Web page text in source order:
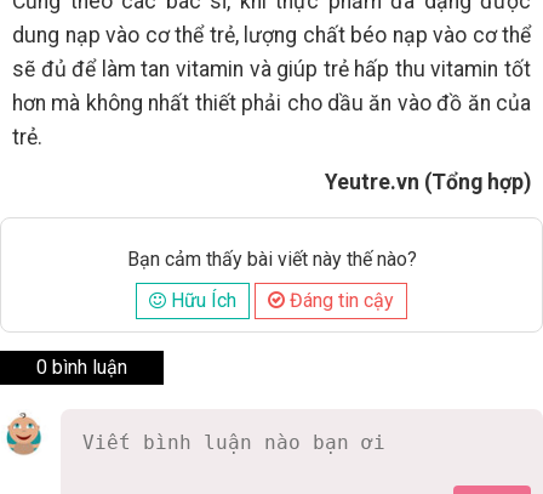
dung nạp vào cơ thể trẻ, lượng chất béo nạp vào cơ thể
sẽ đủ để làm tan vitamin và giúp trẻ hấp thu vitamin tốt
hơn mà không nhất thiết phải cho dầu ăn vào đồ ăn của
trẻ.
Yeutre.vn (Tổng hợp)
Bạn cảm thấy bài viết này thế nào?
Hữu Ích
Đáng tin cậy
0 bình luận